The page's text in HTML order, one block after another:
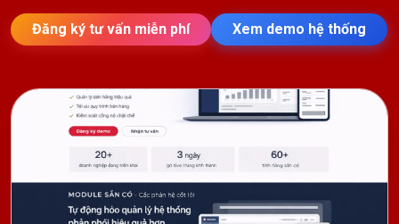
Đăng ký tư vấn miễn phí Xem demo hệ thống